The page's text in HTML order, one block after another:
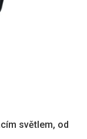
světlem, od